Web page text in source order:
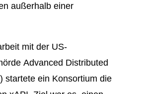
außerhalb einer
mit der US-
Advanced Distributed
startete ein Konsortium die